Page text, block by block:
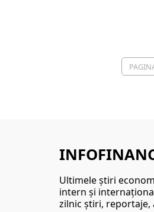
Ultimele ştiri
intern şi
zilnic ştiri, reportaje,